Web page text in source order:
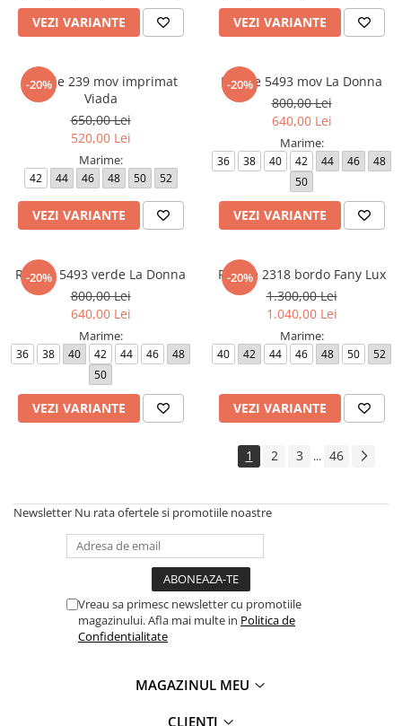
VEZI VARIANTE VEZI VARIANTE
-20%
Rochie 239 mov imprimat
Viada
650,00 Lei
520,00 Lei
Marime:
42 44 46 48 50 52
VEZI VARIANTE
-20%
Rochie 5493 mov La Donna
800,00 Lei
640,00 Lei
Marime:
36 38 40 42 44 46
48
50
VEZI VARIANTE
-20%
Rochie 5493 verde La Donna
800,00 Lei
640,00 Lei
Marime:
36 38 40 42 44 46
48
50
VEZI VARIANTE
-20%
Rochie 2318 bordo Fany Lux
1.300,00 Lei
1.040,00 Lei
Marime:
40 42 44 46 48 50 52
VEZI VARIANTE
1 2 3 ... 46
Newsletter Nu rata ofertele si promotiile noastre
Vreau sa primesc newsletter cu promotiile
magazinului. Afla mai multe in Politica de
Confidentialitate
MAGAZINUL MEU
CLIENTI